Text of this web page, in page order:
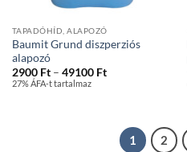
TAPADÓHÍD, ALAPOZÓ
Baumit Grund diszperziós
alapozó
2900 Ft – 49100 FtÁrtartomány:
27% ÁFA-t tartalmaz
1 2